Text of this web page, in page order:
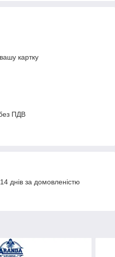
картку
ПДВ
днів за домовленістю